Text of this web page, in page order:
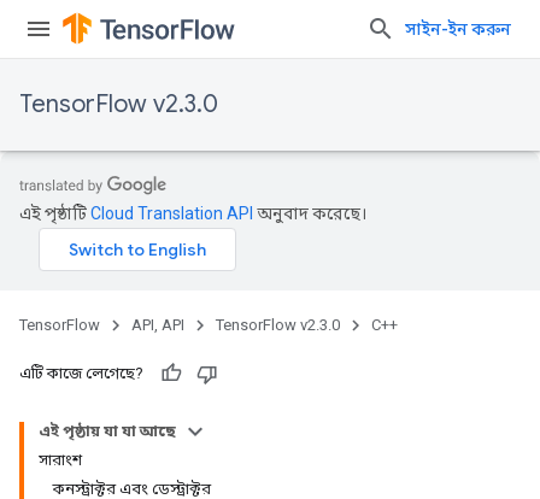
সাইন-ইন করুন
TensorFlow v2.3.0
এই পৃষ্ঠাটিCloud Translation API অনুবাদ করেছে।
TensorFlow API, API TensorFlow v2.3.0 C++
এটি কাজে লেগেছে?
এই পৃষ্ঠায় যা যা আছে
সারাংশ
কনস্ট্রাক্টর এবং ডেস্ট্রাক্টর